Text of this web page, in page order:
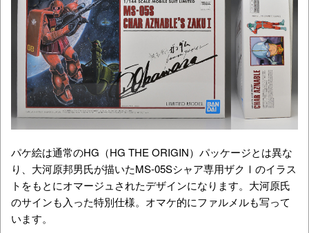
パケ絵は通常のHG（HG THE ORIGIN）パッケージとは異な
り、大河原邦男氏が描いたMS-05Sシャア専用ザクⅠのイラス
トをもとにオマージュされたデザインになります。大河原氏
のサインも入った特別仕様。オマケ的にファルメルも写って
います。